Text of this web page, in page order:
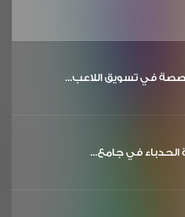
في تسويق اللاعب...
الحدباء في جامع...